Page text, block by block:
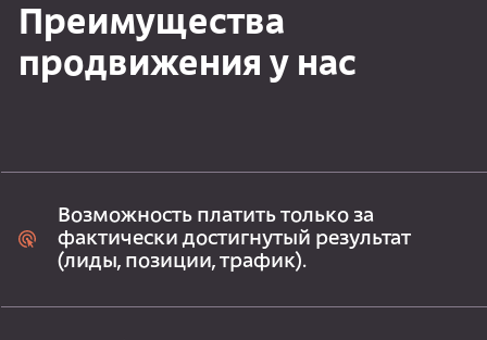
Преимущества
продвижения у нас
Возможность платить только за
фактически достигнутый результат
(лиды, позиции, трафик).